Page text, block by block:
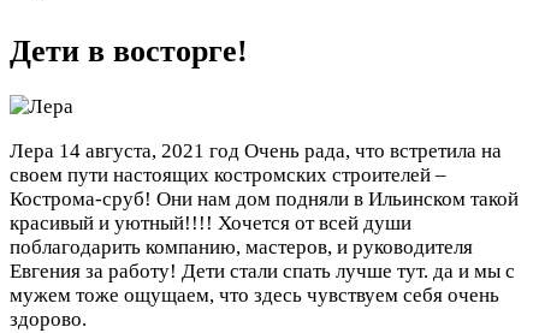
Дети в восторге!
Лера 14 августа, 2021 год Очень рада, что встретила на
своем пути настоящих костромских строителей –
Кострома-сруб! Они нам дом подняли в Ильинском такой
красивый и уютный!!!! Хочется от всей души
поблагодарить компанию, мастеров, и руководителя
Евгения за работу! Дети стали спать лучше тут. да и мы с
мужем тоже ощущаем, что здесь чувствуем себя очень
здорово.